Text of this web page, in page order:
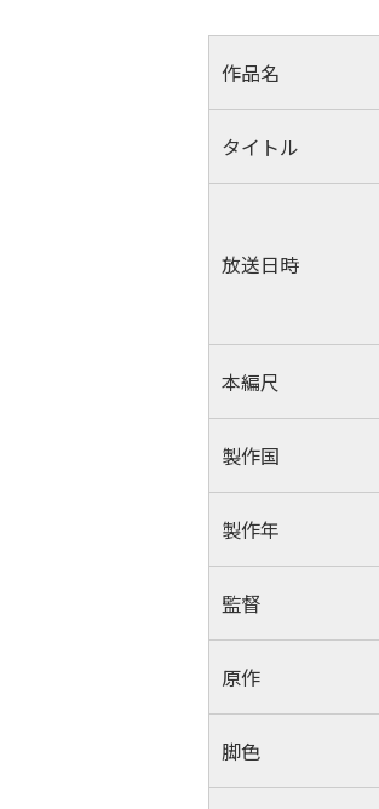
作品名
タイトル
放送日時
本編尺
製作国
製作年
監督
原作
脚色